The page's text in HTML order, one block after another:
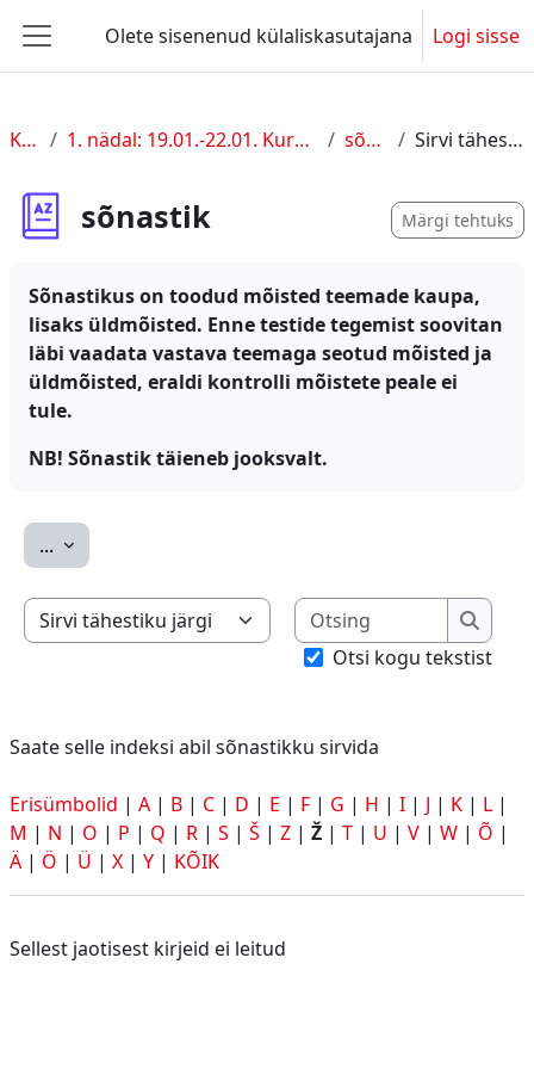
Küljepaneel
Olete sisenenud külaliskasutajana Logi sisse
KUL I 1. nädal: 19.01.-22.01. Kursuse sissejuhatus sõnastik Sirvi tähestiku järgi
sõnastik Märgi tehtuks
Sõnastikus on toodud mõisted teemade kaupa,
lisaks üldmõisted. Enne testide tegemist soovitan
läbi vaadata vastava teemaga seotud mõisted ja
üldmõisted, eraldi kontrolli mõistete peale ei
tule.
NB! Sõnastik täieneb jooksvalt.
... Ekspordi sissekanded
Saate selle indeksi abil sõnastikku sirvida
Otsing
Otsing
Otsi kogu tekstist
Saate selle indeksi abil sõnastikku sirvida
Erisümbolid | A | B | C | D | E | F | G | H | I | J | K | L |
M | N | O | P | Q | R | S | Š | Z | Ž | T | U | V | W | Õ |
Ä | Ö | Ü | X | Y | KÕIK
Sellest jaotisest kirjeid ei leitud